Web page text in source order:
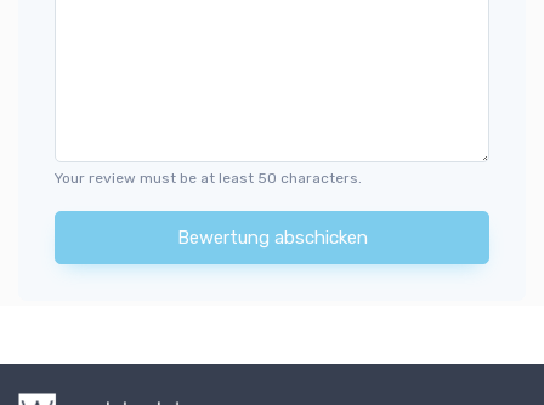
Your review must be at least 50 characters.
Bewertung abschicken